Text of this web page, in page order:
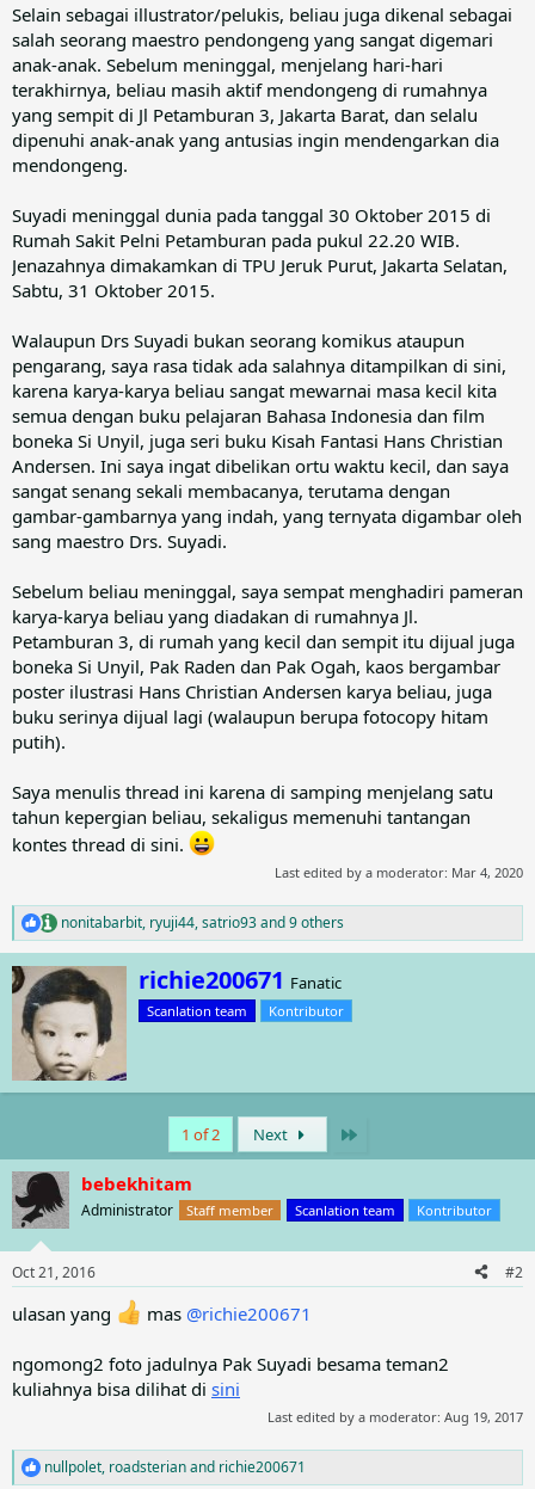
Selain sebagai illustrator/pelukis, beliau juga dikenal sebagai
salah seorang maestro pendongeng yang sangat digemari
anak-anak. Sebelum meninggal, menjelang hari-hari
terakhirnya, beliau masih aktif mendongeng di rumahnya
yang sempit di Jl Petamburan 3, Jakarta Barat, dan selalu
dipenuhi anak-anak yang antusias ingin mendengarkan dia
mendongeng.
Suyadi meninggal dunia pada tanggal 30 Oktober 2015 di
Rumah Sakit Pelni Petamburan pada pukul 22.20 WIB.
Jenazahnya dimakamkan di TPU Jeruk Purut, Jakarta Selatan,
Sabtu, 31 Oktober 2015.
Walaupun Drs Suyadi bukan seorang komikus ataupun
pengarang, saya rasa tidak ada salahnya ditampilkan di sini,
karena karya-karya beliau sangat mewarnai masa kecil kita
semua dengan buku pelajaran Bahasa Indonesia dan film
boneka Si Unyil, juga seri buku Kisah Fantasi Hans Christian
Andersen. Ini saya ingat dibelikan ortu waktu kecil, dan saya
sangat senang sekali membacanya, terutama dengan
gambar-gambarnya yang indah, yang ternyata digambar oleh
sang maestro Drs. Suyadi.
Sebelum beliau meninggal, saya sempat menghadiri pameran
karya-karya beliau yang diadakan di rumahnya Jl.
Petamburan 3, di rumah yang kecil dan sempit itu dijual juga
boneka Si Unyil, Pak Raden dan Pak Ogah, kaos bergambar
poster ilustrasi Hans Christian Andersen karya beliau, juga
buku serinya dijual lagi (walaupun berupa fotocopy hitam
putih).
Saya menulis thread ini karena di samping menjelang satu
tahun kepergian beliau, sekaligus memenuhi tantangan
kontes thread di sini.
Last edited by a moderator: Mar 4, 2020
R
e
a
c
t
i
o
s
nonitabarbit, ryuji44,satrio93and 9 others
W
r
i
richie200671 Fanatic
Scanlation team Kontributor
1 of 2 Next
bebekhitam
Administrator Staff member Scanlation team Kontributor
Oct 21, 2016 #2
ulasan yang mas @richie200671
ngomong2 foto jadulnya Pak Suyadi besama teman2
kuliahnya bisa dilihat di sini
Last edited by a moderator: Aug 19, 2017
R
nullpolet, roadsterianand richie200671